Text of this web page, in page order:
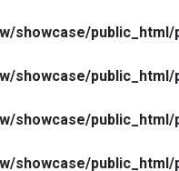
showcase/
showcase/
showcase/
showcase/